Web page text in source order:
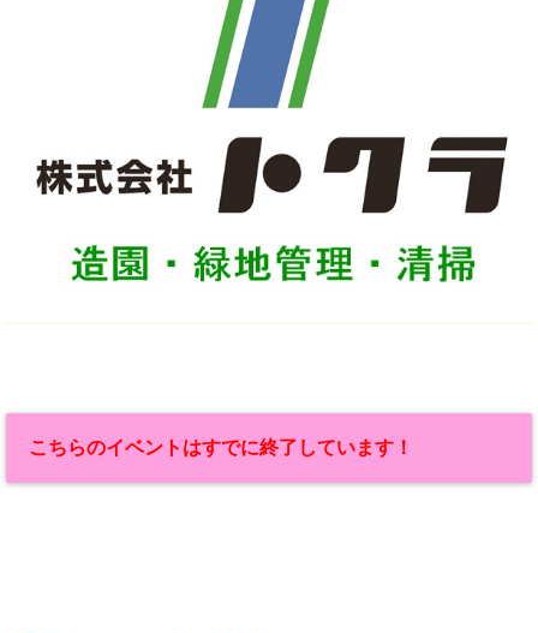
こちらのイベントはすでに終了しています！